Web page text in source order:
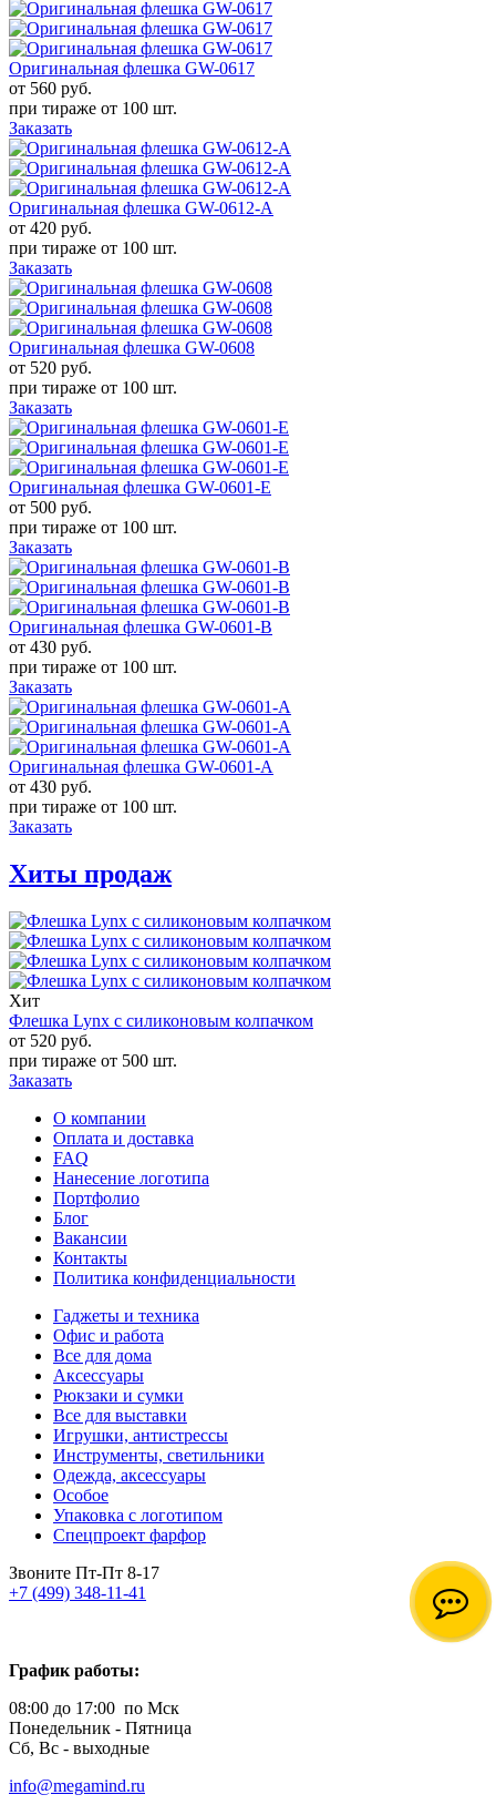
Оригинальная флешка GW-0617
от 560 руб.
при тираже от 100 шт.
Заказать
Оригинальная флешка GW-0612-A
от 420 руб.
при тираже от 100 шт.
Заказать
Оригинальная флешка GW-0608
от 520 руб.
при тираже от 100 шт.
Заказать
Оригинальная флешка GW-0601-E
от 500 руб.
при тираже от 100 шт.
Заказать
Оригинальная флешка GW-0601-B
от 430 руб.
при тираже от 100 шт.
Заказать
Оригинальная флешка GW-0601-A
от 430 руб.
при тираже от 100 шт.
Заказать
Хиты продаж
Хит
Флешка Lynx с силиконовым колпачком
от 520 руб.
при тираже от 500 шт.
Заказать
О компании
Оплата и доставка
FAQ
Нанесение логотипа
Портфолио
Блог
Вакансии
Контакты
Политика конфиденциальности
Гаджеты и техника
Офис и работа
Все для дома
Аксессуары
Рюкзаки и сумки
Все для выставки
Игрушки, антистрессы
Инструменты, светильники
Одежда, аксессуары
Особое
Упаковка с логотипом
Спецпроект фарфор
Звоните Пт-Пт 8-17
+7 (499) 348-11-41
График работы:
08:00 до 17:00 по Мск
Понедельник - Пятница
Сб, Вс - выходные
info@megamind.ru